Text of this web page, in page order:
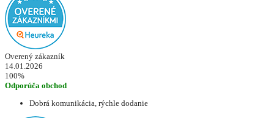
Overený zákazník
14.01.2026
100%
Odporúča obchod
Dobrá komunikácia, rýchle dodanie